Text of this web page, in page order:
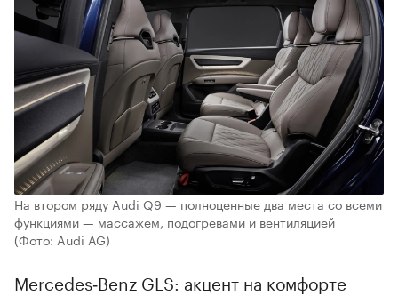
На втором ряду Audi Q9 — полноценные два места со всеми
функциями — массажем, подогревами и вентиляцией
(Фото: Audi AG)
Mercedes‑Benz GLS: акцент на комфорте